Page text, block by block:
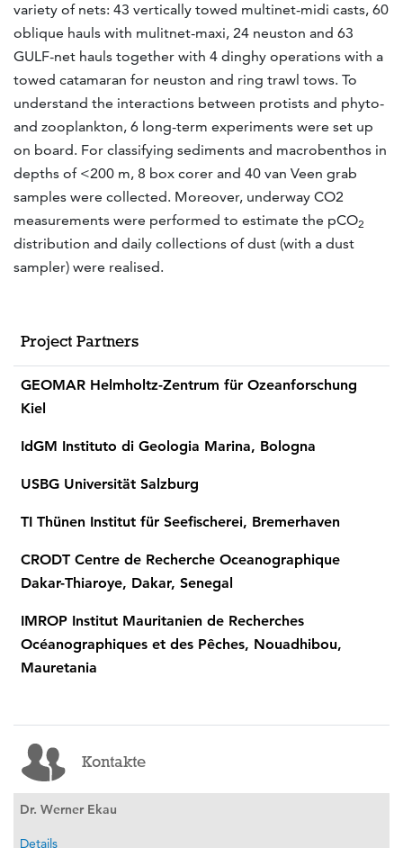
variety of nets: 43 vertically towed multinet-midi casts, 60
oblique hauls with mulitnet-maxi, 24 neuston and 63
GULF-net hauls together with 4 dinghy operations with a
towed catamaran for neuston and ring trawl tows. To
understand the interactions between protists and phyto-
and zooplankton, 6 long-term experiments were set up
on board. For classifying sediments and macrobenthos in
depths of <200 m, 8 box corer and 40 van Veen grab
samples were collected. Moreover, underway CO2
measurements were performed to estimate the pCO2
distribution and daily collections of dust (with a dust
sampler) were realised.
Project Partners
GEOMAR Helmholtz-Zentrum für Ozeanforschung
Kiel
IdGM Instituto di Geologia Marina, Bologna
USBG Universität Salzburg
TI Thünen Institut für Seefischerei, Bremerhaven
CRODT Centre de Recherche Oceanographique
Dakar-Thiaroye, Dakar, Senegal
IMROP Institut Mauritanien de Recherches
Océanographiques et des Pêches, Nouadhibou,
Mauretania
Kontakte
Dr. Werner Ekau
Details